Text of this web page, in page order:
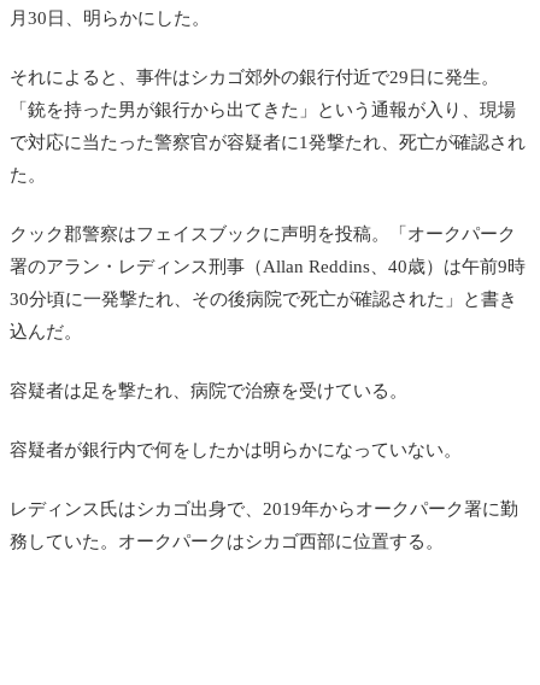
月30日、明らかにした。
それによると、事件はシカゴ郊外の銀行付近で29日に発生。
「銃を持った男が銀行から出てきた」という通報が入り、現場
で対応に当たった警察官が容疑者に1発撃たれ、死亡が確認され
た。
クック郡警察はフェイスブックに声明を投稿。「オークパーク
署のアラン・レディンス刑事（Allan Reddins、40歳）は午前9時
30分頃に一発撃たれ、その後病院で死亡が確認された」と書き
込んだ。
容疑者は足を撃たれ、病院で治療を受けている。
容疑者が銀行内で何をしたかは明らかになっていない。
レディンス氏はシカゴ出身で、2019年からオークパーク署に勤
務していた。オークパークはシカゴ西部に位置する。